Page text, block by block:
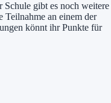
Schule gibt es noch weitere
an einem der
könnt ihr Punkte für